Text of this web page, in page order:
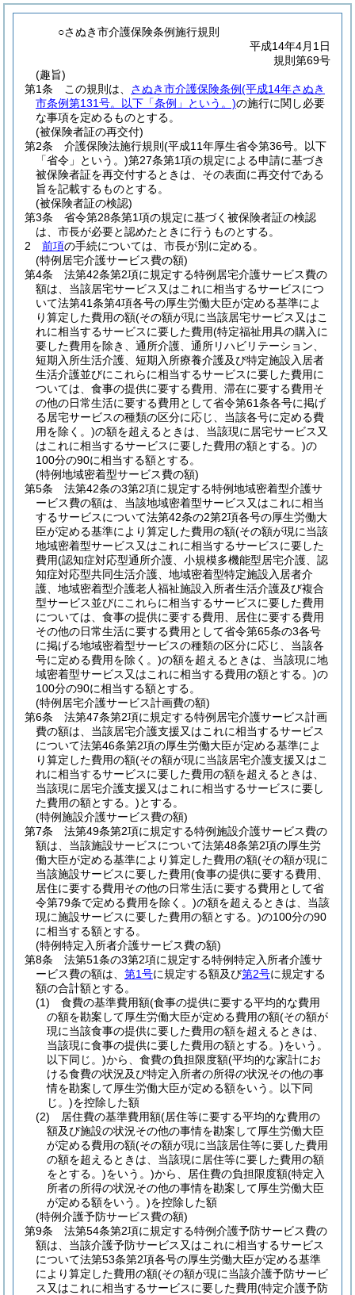
○さぬき市介護保険条例施行規則
平成14年4月1日
規則第69号
(趣旨)
第1条
この規則は、 さぬき市介護保険条例(平成14年さぬき
市条例第131号。以下「条例」という。)の施行に関し必要
な事項を定めるものとする。
(被保険者証の再交付)
第2条
介護保険法施行規則 (平成11年厚生省令第36号。以下
「省令」という。)第27条第1項の規定による申請に基づき
被保険者証を再交付するときは、その表面に再交付である
旨を記載するものとする。
(被保険者証の検認)
第3条
省令第28条第1項の規定に基づく被保険者証の検認
は、市長が必要と認めたときに行うものとする。
2
前項の手続については、市長が別に定める。
(特例居宅介護サービス費の額)
第4条
法第42条第2項に規定する特例居宅介護サービス費の
額は、当該居宅サービス又はこれに相当するサービスにつ
いて法第41条第4項各号の厚生労働大臣が定める基準によ
り算定した費用の額(その額が現に当該居宅サービス又はこ
れに相当するサービスに要した費用(特定福祉用具の購入に
要した費用を除き、通所介護、通所リハビリテーション、
短期入所生活介護、短期入所療養介護及び特定施設入居者
生活介護並びにこれらに相当するサービスに要した費用に
ついては、食事の提供に要する費用、滞在に要する費用そ
の他の日常生活に要する費用として省令第61条各号に掲げ
る居宅サービスの種類の区分に応じ、当該各号に定める費
用を除く。)の額を超えるときは、当該現に居宅サービス又
はこれに相当するサービスに要した費用の額とする。)の
100分の90に相当する額とする。
(特例地域密着型サービス費の額)
第5条
法第42条の3第2項に規定する特例地域密着型介護サ
ービス費の額は、当該地域密着型サービス又はこれに相当
するサービスについて法第42条の2第2項各号の厚生労働大
臣が定める基準により算定した費用の額(その額が現に当該
地域密着型サービス又はこれに相当するサービスに要した
費用(認知症対応型通所介護、小規模多機能型居宅介護、認
知症対応型共同生活介護、地域密着型特定施設入居者介
護、地域密着型介護老人福祉施設入所者生活介護及び複合
型サービス並びにこれらに相当するサービスに要した費用
については、食事の提供に要する費用、居住に要する費用
その他の日常生活に要する費用として省令第65条の3各号
に掲げる地域密着型サービスの種類の区分に応じ、当該各
号に定める費用を除く。)の額を超えるときは、当該現に地
域密着型サービス又はこれに相当する費用の額とする。)の
100分の90に相当する額とする。
(特例居宅介護サービス計画費の額)
第6条
法第47条第2項に規定する特例居宅介護サービス計画
費の額は、当該居宅介護支援又はこれに相当するサービス
について法第46条第2項の厚生労働大臣が定める基準によ
り算定した費用の額(その額が現に当該居宅介護支援又はこ
れに相当するサービスに要した費用の額を超えるときは、
当該現に居宅介護支援又はこれに相当するサービスに要し
た費用の額とする。)とする。
(特例施設介護サービス費の額)
第7条
法第49条第2項に規定する特例施設介護サービス費の
額は、当該施設サービスについて法第48条第2項の厚生労
働大臣が定める基準により算定した費用の額(その額が現に
当該施設サービスに要した費用(食事の提供に要する費用、
居住に要する費用その他の日常生活に要する費用として省
令第79条で定める費用を除く。)の額を超えるときは、当該
現に施設サービスに要した費用の額とする。)の100分の90
に相当する額とする。
(特例特定入所者介護サービス費の額)
第8条
法第51条の3第2項に規定する特例特定入所者介護サ
ービス費の額は、 第1号に規定する額及び第2号に規定する
額の合計額とする。
(1)
食費の基準費用額(食事の提供に要する平均的な費用
の額を勘案して厚生労働大臣が定める費用の額(その額が
現に当該食事の提供に要した費用の額を超えるときは、
当該現に食事の提供に要した費用の額とする。)をいう。
以下同じ。)から、食費の負担限度額(平均的な家計にお
ける食費の状況及び特定入所者の所得の状況その他の事
情を勘案して厚生労働大臣が定める額をいう。以下同
じ。)を控除した額
(2)
居住費の基準費用額(居住等に要する平均的な費用の
額及び施設の状況その他の事情を勘案して厚生労働大臣
が定める費用の額(その額が現に当該居住等に要した費用
の額を超えるときは、当該現に居住等に要した費用の額
をとする。)をいう。)から、居住費の負担限度額(特定入
所者の所得の状況その他の事情を勘案して厚生労働大臣
が定める額をいう。)を控除した額
(特例介護予防サービス費の額)
第9条
法第54条第2項に規定する特例介護予防サービス費の
額は、当該介護予防サービス又はこれに相当するサービス
について法第53条第2項各号の厚生労働大臣が定める基準
により算定した費用の額(その額が現に当該介護予防サービ
ス又はこれに相当するサービスに要した費用(特定介護予防